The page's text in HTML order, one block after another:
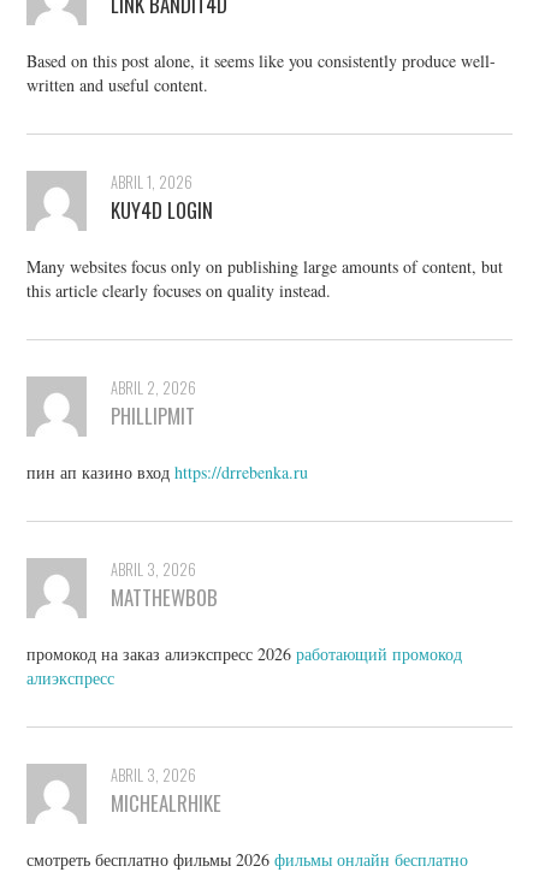
Based on this post alone, it seems like you consistently produce well-
written and useful content.
ABRIL 1, 2026
KUY4D LOGIN
Many websites focus only on publishing large amounts of content, but
this article clearly focuses on quality instead.
ABRIL 2, 2026
PHILLIPMIT
пин ап казино входhttps://drrebenka.ru
ABRIL 3, 2026
MATTHEWBOB
промокод на заказ алиэкспресс 2026работающий промокод
алиэкспресс
ABRIL 3, 2026
MICHEALRHIKE
смотреть бесплатно фильмы 2026фильмы онлайн бесплатно